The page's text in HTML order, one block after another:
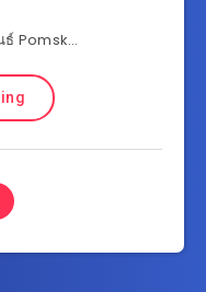
Pomsk…